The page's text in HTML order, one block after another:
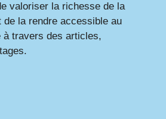
valoriser la richesse de la
de la rendre accessible au
à travers des articles,